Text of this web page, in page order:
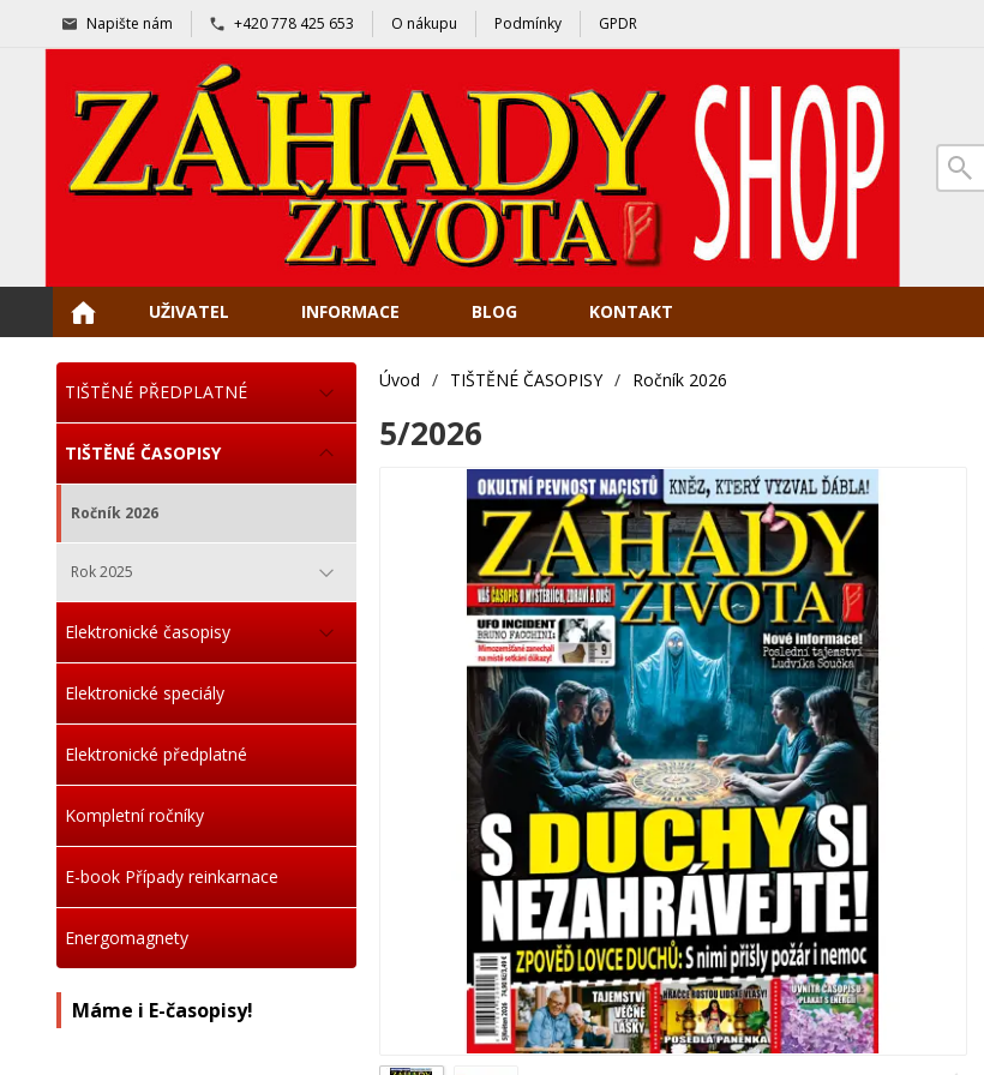
Napište nám +420 778 425 653 O nákupu Podmínky GPDR
UŽIVATEL INFORMACE BLOG KONTAKT
TIŠTĚNÉ PŘEDPLATNÉ
TIŠTĚNÉ ČASOPISY
Ročník 2026
Rok 2025
Elektronické časopisy
Elektronické speciály
Elektronické předplatné
Kompletní ročníky
E-book Případy reinkarnace
Energomagnety
Máme i E-časopisy!
Úvod / TIŠTĚNÉ ČASOPISY / Ročník 2026
5/2026